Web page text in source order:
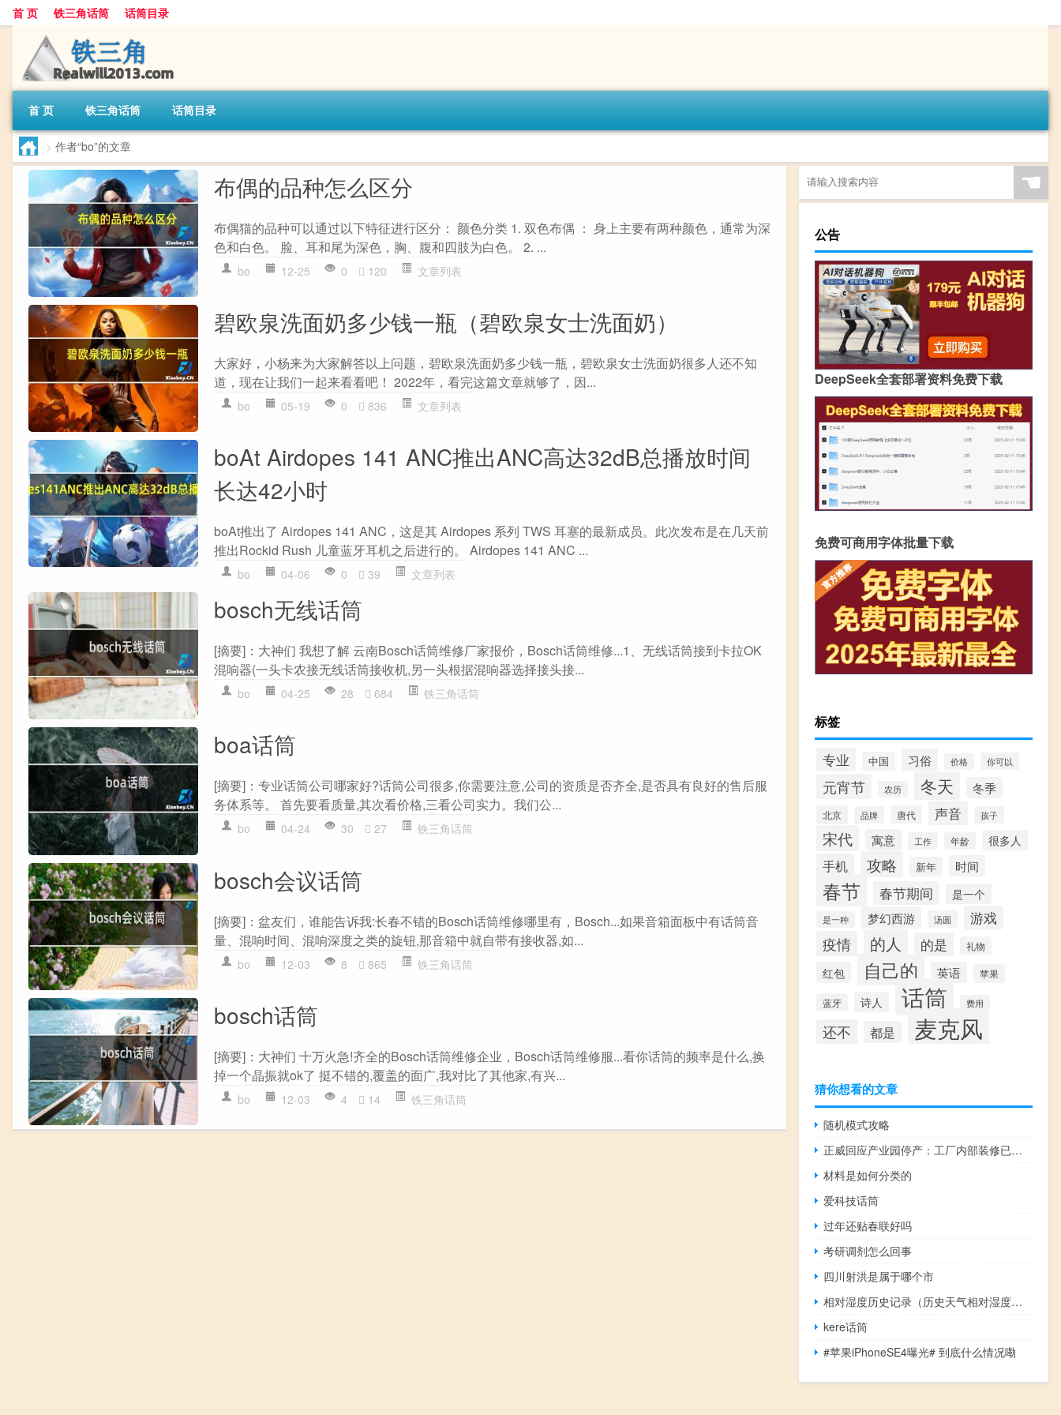
首 页 铁三角话筒 话筒目录
首 页 铁三角话筒 话筒目录
> 作者“bo”的文章
布偶的品种怎么区分
布偶猫的品种可以通过以下特征进行区分： 颜色分类 1. 双色布偶 ： 身上主要有两种颜色，通常为深
色和白色。 脸、耳和尾为深色，胸、腹和四肢为白色。 2. ...
bo 12-25 0 120 文章列表
碧欧泉洗面奶多少钱一瓶（碧欧泉女士洗面奶）
大家好，小杨来为大家解答以上问题，碧欧泉洗面奶多少钱一瓶，碧欧泉女士洗面奶很多人还不知
道，现在让我们一起来看看吧！ 2022年，看完这篇文章就够了，因...
bo 05-19 0 836 文章列表
boAt Airdopes 141 ANC推出ANC高达32dB总播放时间
长达42小时
boAt推出了 Airdopes 141 ANC，这是其 Airdopes 系列 TWS 耳塞的最新成员。此次发布是在几天前
推出Rockid Rush 儿童蓝牙耳机之后进行的。 Airdopes 141 ANC ...
bo 04-06 0 39 文章列表
bosch无线话筒
[摘要]：大神们 我想了解 云南Bosch话筒维修厂家报价，Bosch话筒维修...1、无线话筒接到卡拉OK
混响器(一头卡农接无线话筒接收机,另一头根据混响器选择接头接...
bo 04-25 28 684 铁三角话筒
boa话筒
[摘要]：专业话筒公司哪家好?话筒公司很多,你需要注意,公司的资质是否齐全,是否具有良好的售后服
务体系等。 首先要看质量,其次看价格,三看公司实力。我们公...
bo 04-24 30 27 铁三角话筒
bosch会议话筒
[摘要]：盆友们，谁能告诉我:长春不错的Bosch话筒维修哪里有，Bosch...如果音箱面板中有话筒音
量、混响时间、混响深度之类的旋钮,那音箱中就自带有接收器,如...
bo 12-03 8 865 铁三角话筒
bosch话筒
[摘要]：大神们 十万火急!齐全的Bosch话筒维修企业，Bosch话筒维修服...看你话筒的频率是什么,换
掉一个晶振就ok了 挺不错的,覆盖的面广,我对比了其他家,有兴...
bo 12-03 4 14 铁三角话筒
☚
公告
DeepSeek全套部署资料免费下载
免费可商用字体批量下载
标签
专业 中国 习俗 价格 你可以
元宵节 农历 冬天 冬季
北京 品牌 唐代 声音 孩子
宋代 寓意 工作 年龄 很多人
手机 攻略 新年 时间
春节 春节期间 是一个
是一种 梦幻西游 汤圆 游戏
疫情 的人 的是 礼物
红包 自己的 英语 苹果
蓝牙 诗人 话筒 费用
还不 都是 麦克风
猜你想看的文章
随机模式攻略
正威回应产业园停产：工厂内部装修已在准备复产
材料是如何分类的
爱科技话筒
过年还贴春联好吗
考研调剂怎么回事
四川射洪是属于哪个市
相对湿度历史记录（历史天气相对湿度查询）
kere话筒
#苹果iPhoneSE4曝光# 到底什么情况嘞